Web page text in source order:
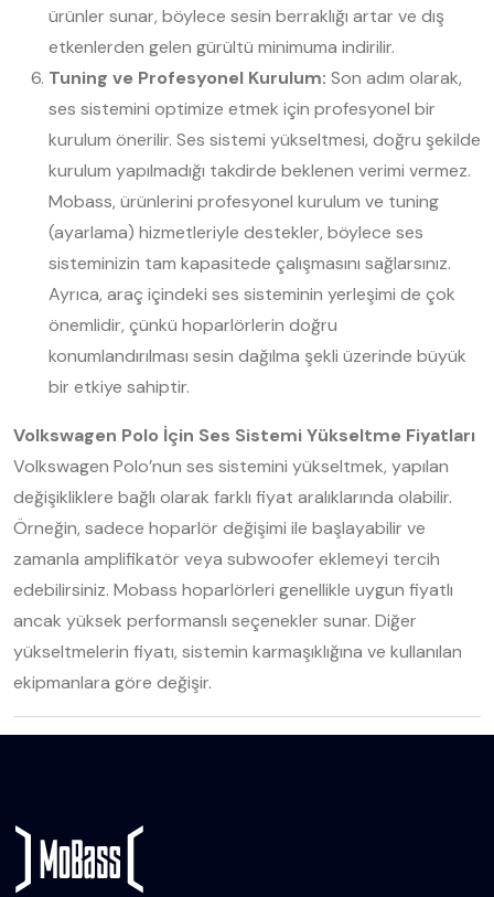
ürünler sunar, böylece sesin berraklığı artar ve dış
etkenlerden gelen gürültü minimuma indirilir.
Tuning ve Profesyonel Kurulum: Son adım olarak,
ses sistemini optimize etmek için profesyonel bir
kurulum önerilir. Ses sistemi yükseltmesi, doğru şekilde
kurulum yapılmadığı takdirde beklenen verimi vermez.
Mobass, ürünlerini profesyonel kurulum ve tuning
(ayarlama) hizmetleriyle destekler, böylece ses
sisteminizin tam kapasitede çalışmasını sağlarsınız.
Ayrıca, araç içindeki ses sisteminin yerleşimi de çok
önemlidir, çünkü hoparlörlerin doğru
konumlandırılması sesin dağılma şekli üzerinde büyük
bir etkiye sahiptir.
Volkswagen Polo İçin Ses Sistemi Yükseltme Fiyatları
Volkswagen Polo’nun ses sistemini yükseltmek, yapılan
değişikliklere bağlı olarak farklı fiyat aralıklarında olabilir.
Örneğin, sadece hoparlör değişimi ile başlayabilir ve
zamanla amplifikatör veya subwoofer eklemeyi tercih
edebilirsiniz. Mobass hoparlörleri genellikle uygun fiyatlı
ancak yüksek performanslı seçenekler sunar. Diğer
yükseltmelerin fiyatı, sistemin karmaşıklığına ve kullanılan
ekipmanlara göre değişir.